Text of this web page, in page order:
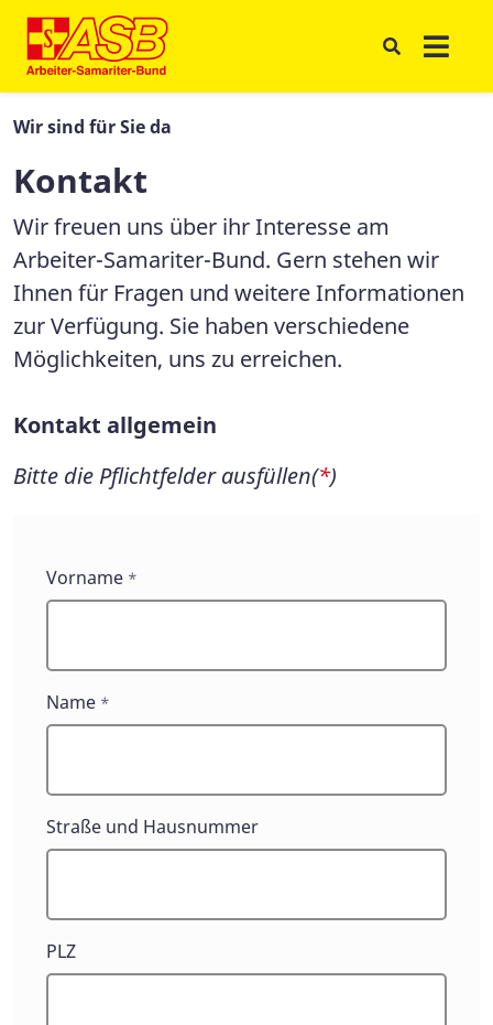
Wir sind für Sie da
Kontakt
Wir freuen uns über ihr Interesse am
Arbeiter-Samariter-Bund. Gern stehen wir
Ihnen für Fragen und weitere Informationen
zur Verfügung. Sie haben verschiedene
Möglichkeiten, uns zu erreichen.
Kontakt allgemein
Bitte die Pflichtfelder ausfüllen(*)
Kontakt
allgemein
Vorname *
Name *
Straße und Hausnummer
PLZ